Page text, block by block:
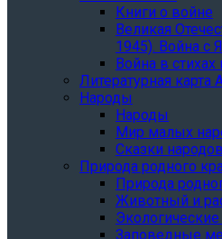
Книги о войне
Великая
1945). Война с
Война в стихах
Литературная карта
Народы
Народы
Мир малых
Сказки
Природа родного
Природа
Животный и
Заповедные